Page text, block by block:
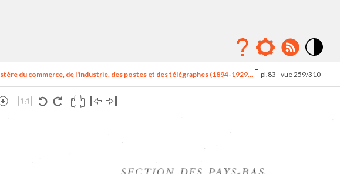
élévé
du commerce, de l'industrie, des postes et des télégraphes (1894-1929... pl.83 - vue 259/310